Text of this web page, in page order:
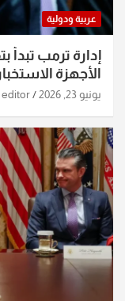
عربية ودولية
إدارة ترمب تبدأ
الأجهزة
يونيو 23, 2026 editor